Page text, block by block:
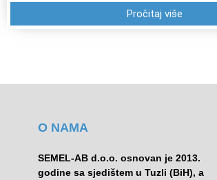
Pročitaj više
O NAMA
SEMEL-AB d.o.o. osnovan je 2013.
godine sa sjedištem u Tuzli (BiH), a